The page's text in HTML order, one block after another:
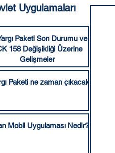
Paketi Son Durumu ve
158 Değişikliği Üzerine
Gelişmeler
Paketi ne zaman çıkacak?
Mobil Uygulaması Nedir?
Uygulamaları